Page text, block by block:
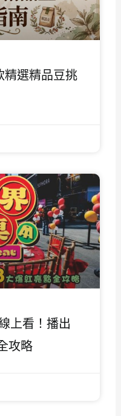
精選精品豆挑
上看！播出
攻略